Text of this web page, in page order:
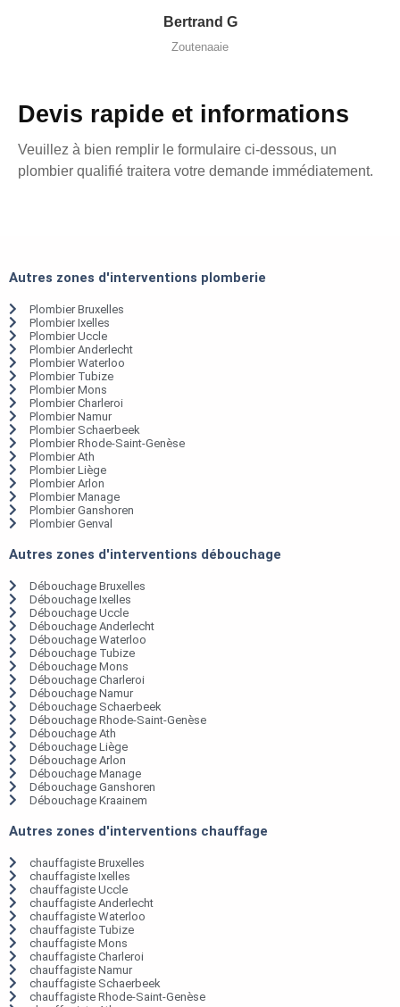
Bertrand G
Zoutenaaie
Devis rapide et informations
Veuillez à bien remplir le formulaire ci-dessous, un
plombier qualifié traitera votre demande immédiatement.
Autres zones d'interventions plomberie
Plombier Bruxelles
Plombier Ixelles
Plombier Uccle
Plombier Anderlecht
Plombier Waterloo
Plombier Tubize
Plombier Mons
Plombier Charleroi
Plombier Namur
Plombier Schaerbeek
Plombier Rhode-Saint-Genèse
Plombier Ath
Plombier Liège
Plombier Arlon
Plombier Manage
Plombier Ganshoren
Plombier Genval
Autres zones d'interventions débouchage
Débouchage Bruxelles
Débouchage Ixelles
Débouchage Uccle
Débouchage Anderlecht
Débouchage Waterloo
Débouchage Tubize
Débouchage Mons
Débouchage Charleroi
Débouchage Namur
Débouchage Schaerbeek
Débouchage Rhode-Saint-Genèse
Débouchage Ath
Débouchage Liège
Débouchage Arlon
Débouchage Manage
Débouchage Ganshoren
Débouchage Kraainem
Autres zones d'interventions chauffage
chauffagiste Bruxelles
chauffagiste Ixelles
chauffagiste Uccle
chauffagiste Anderlecht
chauffagiste Waterloo
chauffagiste Tubize
chauffagiste Mons
chauffagiste Charleroi
chauffagiste Namur
chauffagiste Schaerbeek
chauffagiste Rhode-Saint-Genèse